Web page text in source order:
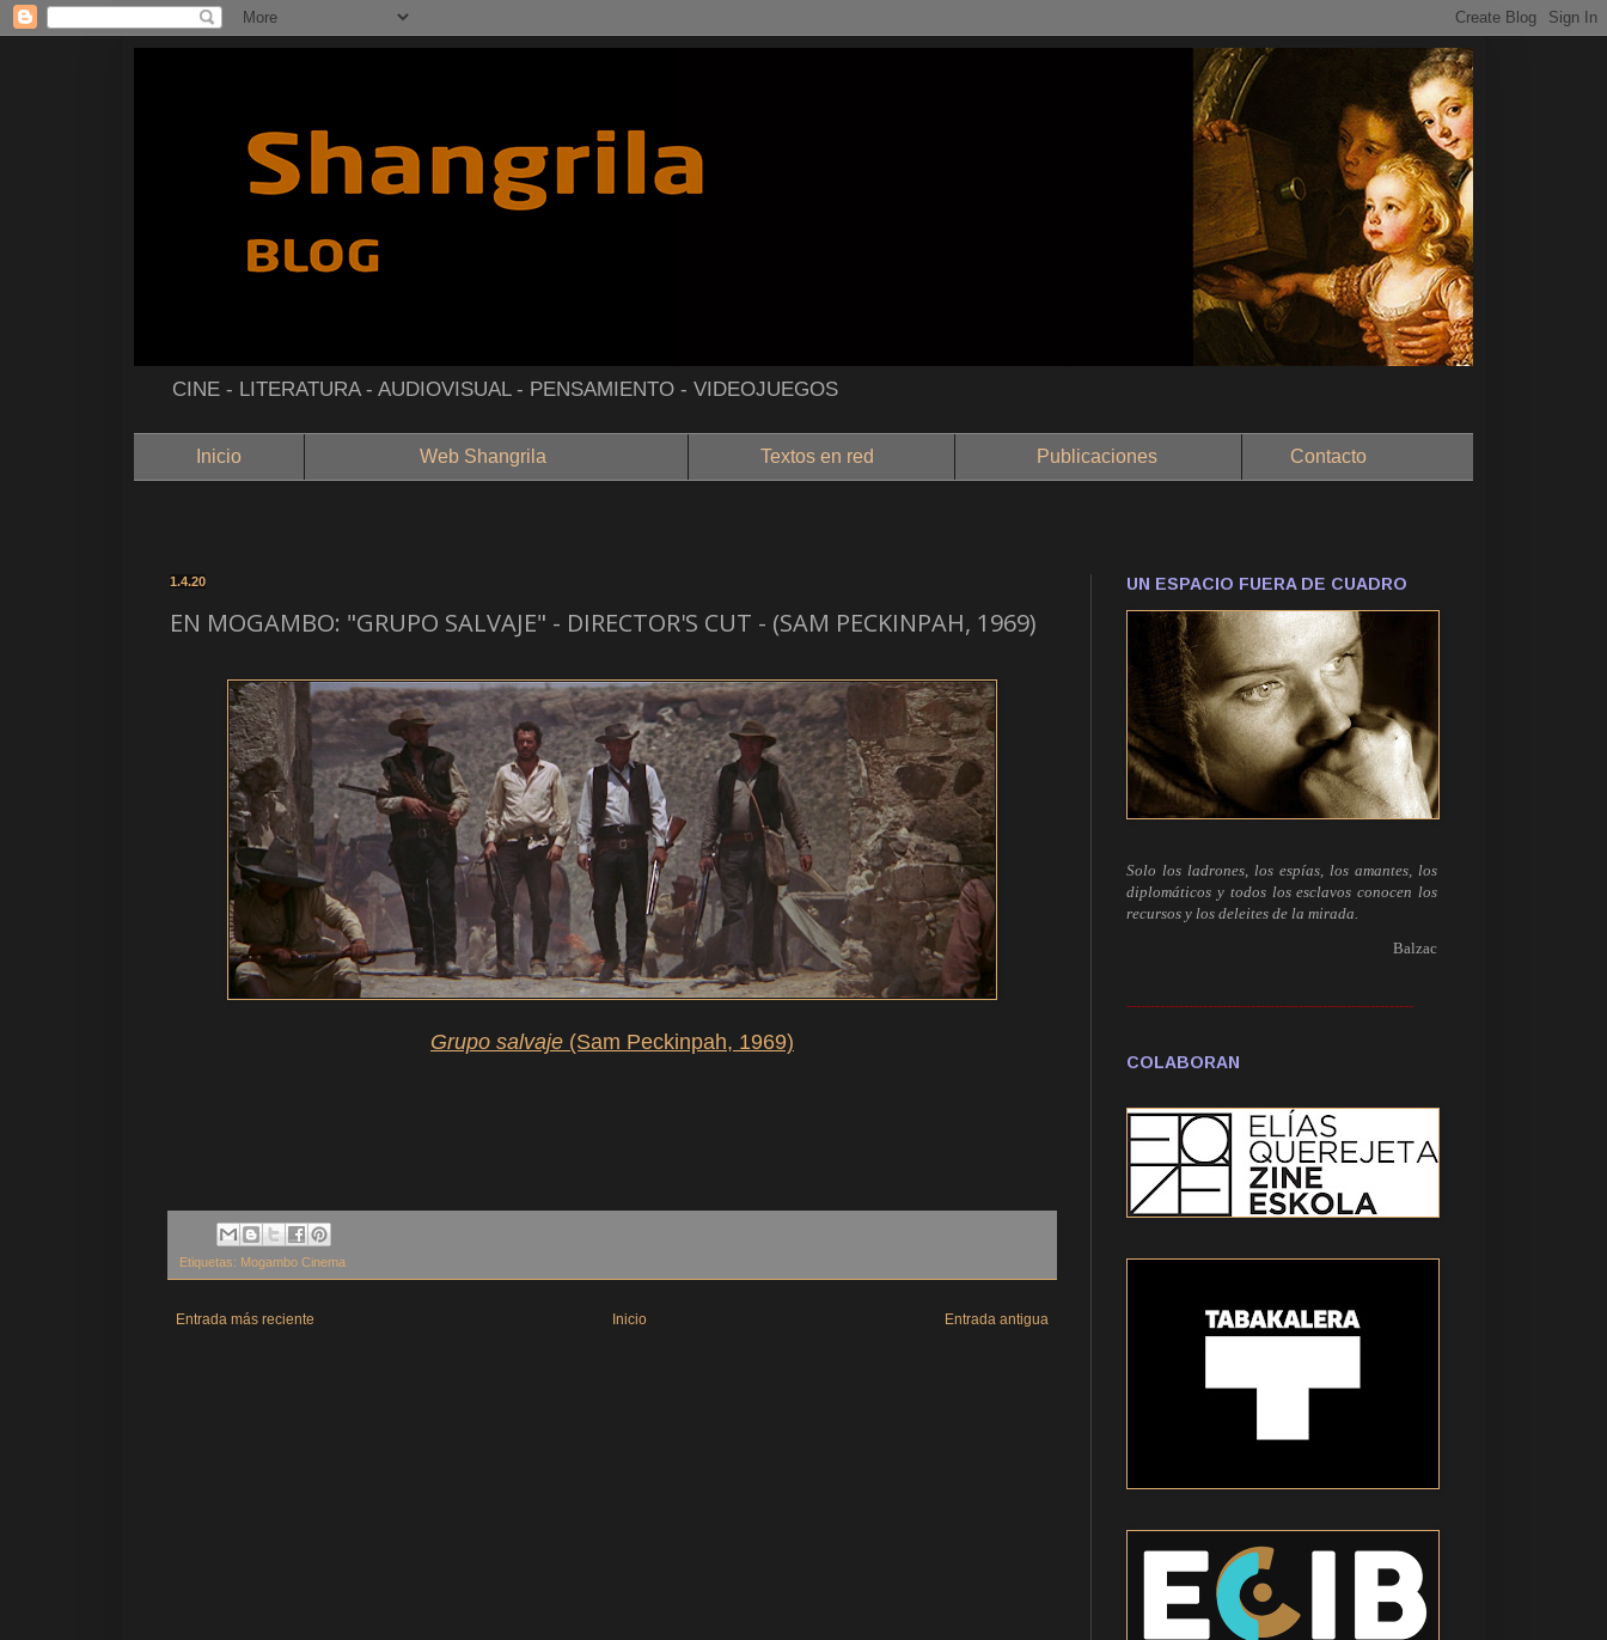
CINE - LITERATURA - AUDIOVISUAL - PENSAMIENTO - VIDEOJUEGOS
Inicio Web Shangrila Textos en red Publicaciones Contacto
1.4.20
EN MOGAMBO: "GRUPO SALVAJE" - DIRECTOR'S CUT - (SAM PECKINPAH, 1969)
Grupo salvaje (Sam Peckinpah, 1969)
Etiquetas: Mogambo Cinema
Entrada más reciente Entrada antigua
Inicio
UN ESPACIO FUERA DE CUADRO
Solo los ladrones, los espías, los amantes, los
diplomáticos y todos los esclavos conocen los
recursos y los deleites de la mirada.
Balzac
------------------------------------------------------------
COLABORAN